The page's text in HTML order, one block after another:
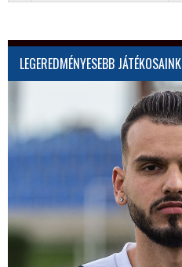
LEGEREDMÉNYESEBB JÁTÉKOSAINK